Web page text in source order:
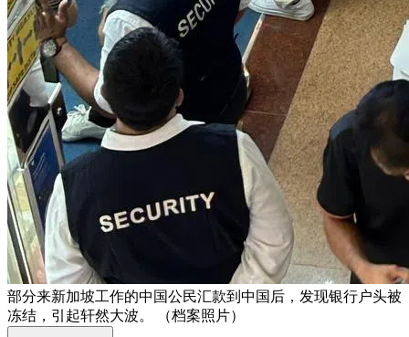
部分来新加坡工作的中国公民汇款到中国后，发现银行户头被
冻结，引起轩然大波。 （档案照片）